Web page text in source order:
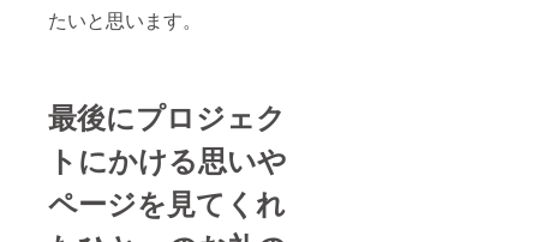
たいと思います。
最後にプロジェク
トにかける思いや
ページを見てくれ